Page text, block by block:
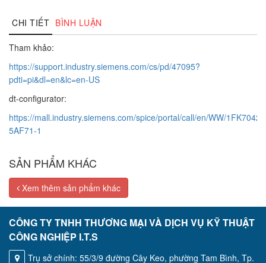
CHI TIẾT BÌNH LUẬN
Tham khảo:
https://support.industry.siemens.com/cs/pd/47095?
pdti=pi&dl=en&lc=en-US
dt-configurator:
https://mall.industry.siemens.com/spice/portal/call/en/WW/1FK7042-
5AF71-1
SẢN PHẨM KHÁC
Xem thêm sản phẩm khác
CÔNG TY TNHH THƯƠNG MẠI VÀ DỊCH VỤ KỸ THUẬT
CÔNG NGHIỆP I.T.S
Trụ sở chính: 55/3/9 đường Cây Keo, phường Tam Bình, Tp.